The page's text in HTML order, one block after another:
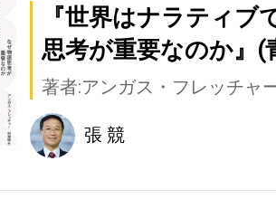
『世界はナラティブ
思考が重要なのか』(
著者:アンガス・フレッチャ
張 競